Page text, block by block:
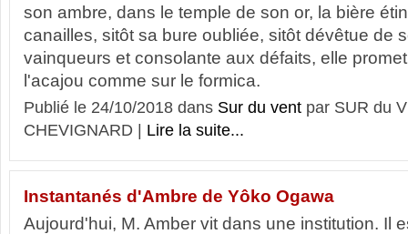
son ambre, dans le temple de son or, la bière
canailles, sitôt sa bure oubliée, sitôt dévêtue de
vainqueurs et consolante aux défaits, elle
l'acajou comme sur le formica.
Publié le 24/10/2018 dans Sur du vent par SUR du
CHEVIGNARD | Lire la suite...
Instantanés d'Ambre de Yôko Ogawa
Aujourd'hui, M. Amber vit dans une institution. Il